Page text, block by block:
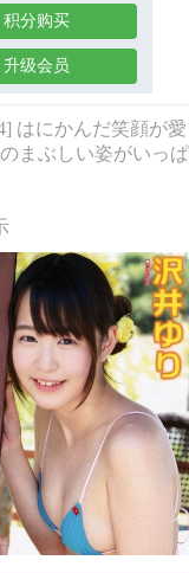
积分购买
升级会员
はにかんだ笑顔が愛
まぶしい姿がいっぱ